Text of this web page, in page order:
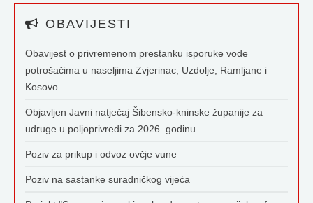
OBAVIJESTI
Obavijest o privremenom prestanku isporuke vode
potrošačima u naseljima Zvjerinac, Uzdolje, Ramljane i
Kosovo
Objavljen Javni natječaj Šibensko-kninske županije za
udruge u poljoprivredi za 2026. godinu
Poziv za prikup i odvoz ovčje vune
Poziv na sastanke suradničkog vijeća